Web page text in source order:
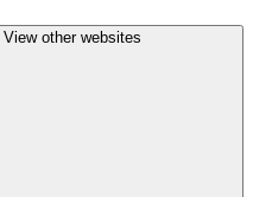
View other websites